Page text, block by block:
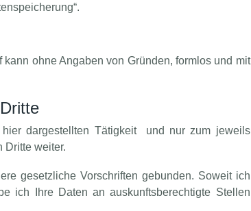
ohne Angaben von Gründen, formlos und mit
hier dargestellten Tätigkeit und nur zum jeweils
Dritte weiter.
gesetzliche Vorschriften gebunden. Soweit ich
ich Ihre Daten an auskunftsberechtigte Stellen